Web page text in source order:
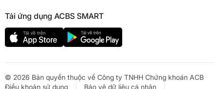
Tải ứng dụng ACBS SMART
© 2026 Bản quyền thuộc về Công ty TNHH Chứng khoán ACB
Điều khoản sử dụng
Bảo vệ dữ liệu cá nhân